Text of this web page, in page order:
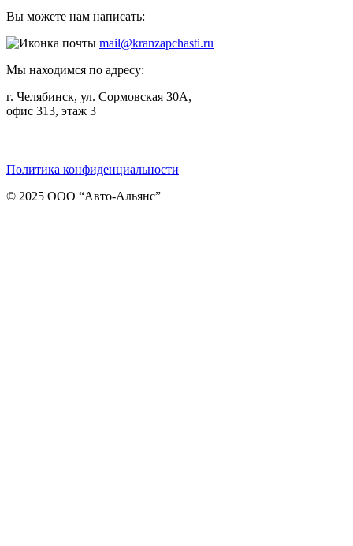
Вы можете нам написать:
mail@kranzapchasti.ru
Мы находимся по адресу:
г. Челябинск, ул. Сормовская 30А,
офис 313, этаж 3
Политика конфиденциальности
© 2025 ООО “Авто-Альянс”